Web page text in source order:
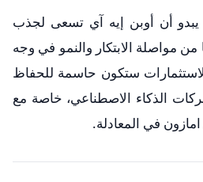
أن أوبن إيه آي تسعى لجذب
مواصلة الابتكار والنمو في وجه
ستكون حاسمة للحفاظ
الذكاء الاصطناعي، خاصة مع
في المعادلة.